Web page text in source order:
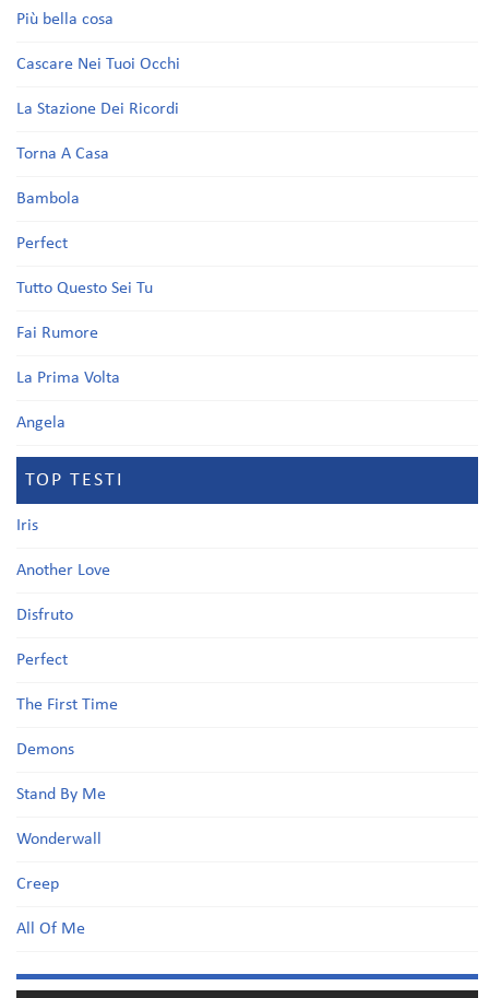
Più bella cosa
Cascare Nei Tuoi Occhi
La Stazione Dei Ricordi
Torna A Casa
Bambola
Perfect
Tutto Questo Sei Tu
Fai Rumore
La Prima Volta
Angela
TOP TESTI
Iris
Another Love
Disfruto
Perfect
The First Time
Demons
Stand By Me
Wonderwall
Creep
All Of Me